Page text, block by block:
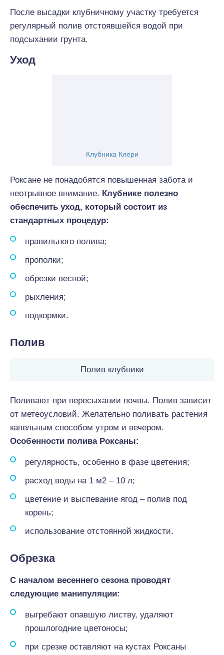
После высадки клубничному участку требуется
регулярный полив отстоявшейся водой при
подсыхании грунта.
Уход
Клубника Клери
Роксане не понадобятся повышенная забота и
неотрывное внимание. Клубнике полезно
обеспечить уход, который состоит из
стандартных процедур:
правильного полива;
прополки;
обрезки весной;
рыхления;
подкормки.
Полив
Полив клубники
Поливают при пересыхании почвы. Полив зависит
от метеоусловий. Желательно поливать растения
капельным способом утром и вечером.
Особенности полива Роксаны:
регулярность, особенно в фазе цветения;
расход воды на 1 м2 – 10 л;
цветение и выспевание ягод – полив под
корень;
использование отстоянной жидкости.
Обрезка
С началом весеннего сезона проводят
следующие манипуляции:
выгребают опавшую листву, удаляют
прошлогодние цветоносы;
при срезке оставляют на кустах Роксаны